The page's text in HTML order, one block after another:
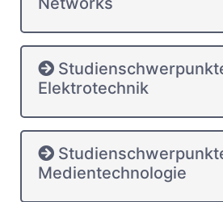
Elektrotechnik
Medientechnologie